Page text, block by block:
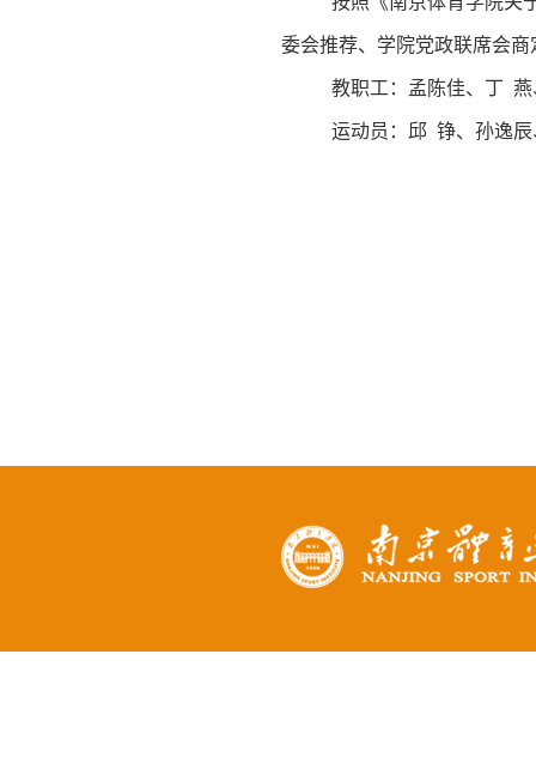
委会推荐、学院党政联席会商
教职工：孟陈佳、丁
运动员：邱 铮、孙逸